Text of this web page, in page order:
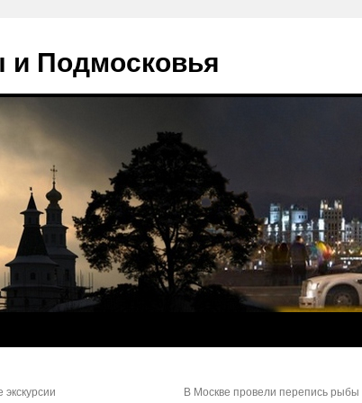
Подмосковья
В Москве провели перепись рыбы